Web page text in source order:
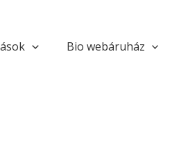
Bio webáruház